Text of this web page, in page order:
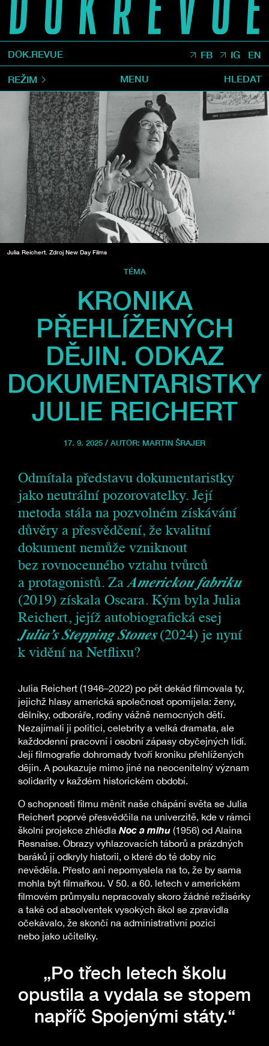
DOK.REVUE FB IG EN
REŽIM MENU HLEDAT
Julia Reichert. Zdroj New Day Films
TÉMA
KRONIKA
PŘEHLÍŽENÝCH
DĚJIN. ODKAZ
DOKUMENTARISTKY
JULIE REICHERT
17. 9. 2025 / AUTOR: MARTIN ŠRAJER
Odmítala představu dokumentaristky
jako neutrální pozorovatelky. Její
metoda stála na pozvolném získávání
důvěry a přesvědčení, že kvalitní
dokument nemůže vzniknout
bez rovnocenného vztahu tvůrců
a protagonistů. ZaAmerickou fabriku
(2019) získala Oscara. Kým byla Julia
Reichert, jejíž autobiografická esej
Julia’s Stepping Stones(2024) je nyní
k vidění na Netflixu?
Julia Reichert (1946–2022) po pět dekád filmovala ty,
jejichž hlasy americká společnost opomíjela: ženy,
dělníky, odboráře, rodiny vážně nemocných dětí.
Nezajímali ji politici, celebrity a velká dramata, ale
každodenní pracovní i osobní zápasy obyčejných lidí.
Její filmografie dohromady tvoří kroniku přehlížených
dějin. A poukazuje mimo jiné na neocenitelný význam
solidarity v každém historickém období.
O schopnosti filmu měnit naše chápání světa se Julia
Reichert poprvé přesvědčila na univerzitě, kde v rámci
školní projekce zhlédla Noc a mlhu (1956) od Alaina
Resnaise. Obrazy vyhlazovacích táborů a prázdných
baráků jí odkryly historii, o které do té doby nic
nevěděla. Přesto ani nepomyslela na to, že by sama
mohla být filmařkou. V 50. a 60. letech v americkém
filmovém průmyslu nepracovaly skoro žádné režisérky
a také od absolventek vysokých škol se zpravidla
očekávalo, že skončí na administrativní pozici
nebo jako učitelky.
„Po třech letech školu
opustila a vydala se stopem
napříč Spojenými státy.“